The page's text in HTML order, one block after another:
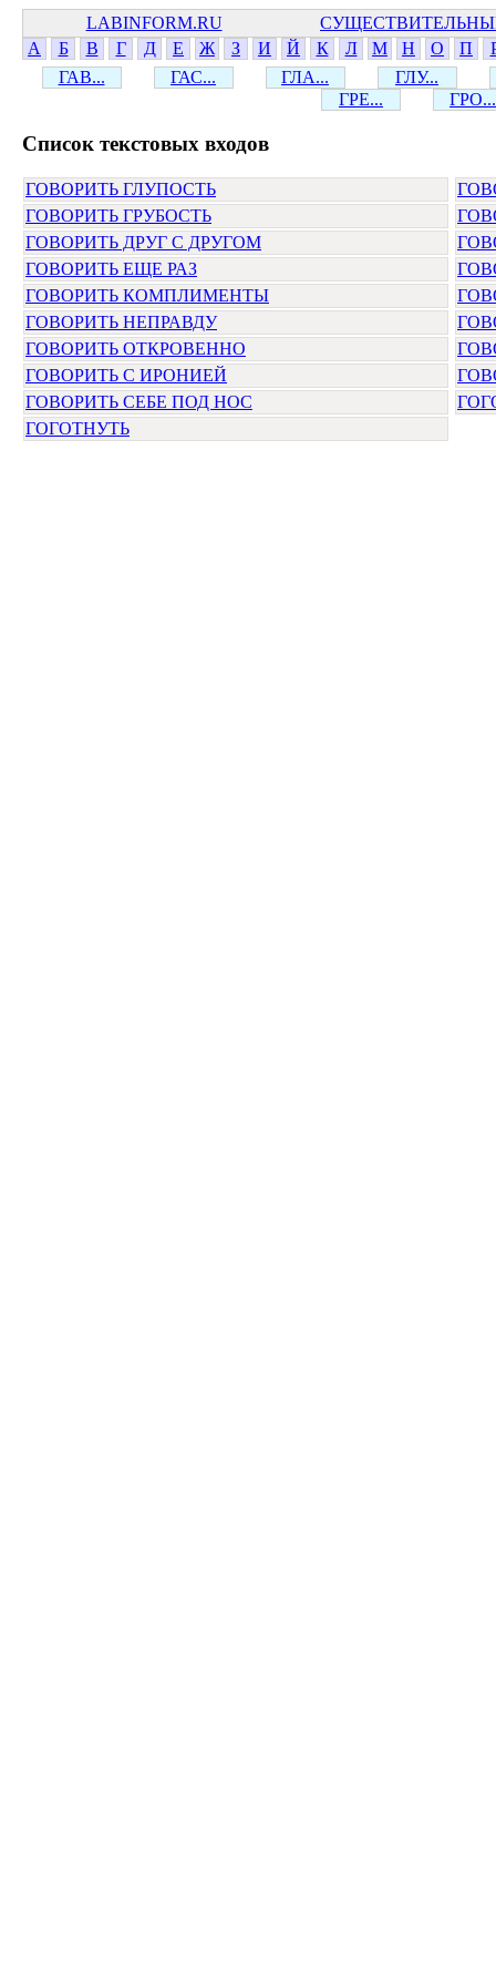
LABINFORM.RU
А
Б В Г Д Е Ж З И Й К Л М Н О П
ГАВ...
ГАС... ГЛА...
ГЛУ...
ГРЕ...
ГРО...
Cписок текстовых входов
ГОВОРИТЬ ГЛУПОСТЬ
ГОВОРИТЬ ГРУБОСТЬ
ГОВОРИТЬ ДРУГ С ДРУГОМ
ГОВОРИТЬ ЕЩЕ РАЗ
ГОВОРИТЬ КОМПЛИМЕНТЫ
ГОВОРИТЬ НЕПРАВДУ
ГОВОРИТЬ ОТКРОВЕННО
ГОВОРИТЬ С ИРОНИЕЙ
ГОВОРИТЬ СЕБЕ ПОД НОС
ГОГОТНУТЬ